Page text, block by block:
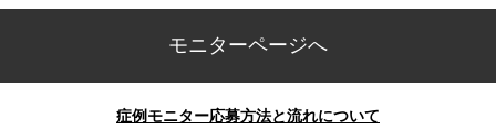
モニターページへ
症例モニター応募方法と流れについて